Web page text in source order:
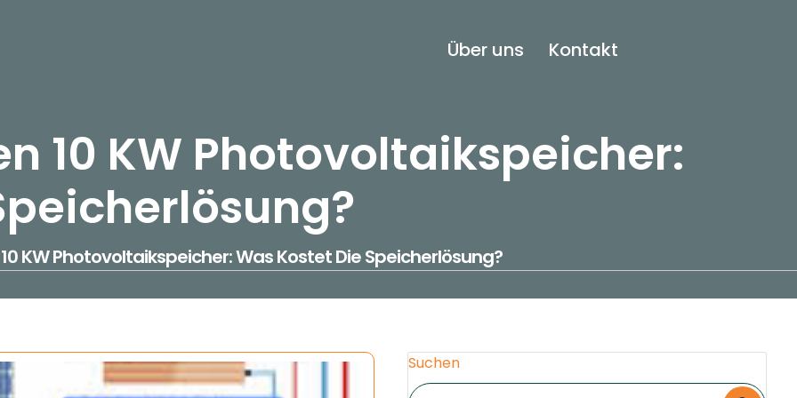
Über uns Kontakt
10 KW Photovoltaikspeicher:
10 KW Photovoltaikspeicher: Was Kostet Die Speicherlösung?
Suchen